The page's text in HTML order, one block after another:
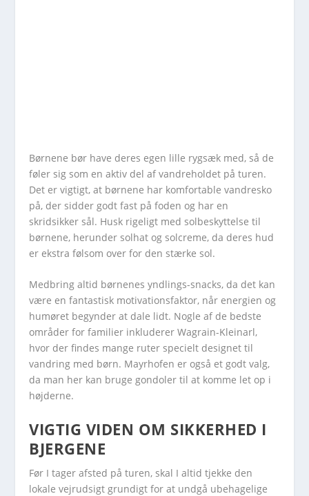
Børnene bør have deres egen lille rygsæk med, så de
føler sig som en aktiv del af vandreholdet på turen.
Det er vigtigt, at børnene har komfortable vandresko
på, der sidder godt fast på foden og har en
skridsikker sål. Husk rigeligt med solbeskyttelse til
børnene, herunder solhat og solcreme, da deres hud
er ekstra følsom over for den stærke sol.
Medbring altid børnenes yndlings-snacks, da det kan
være en fantastisk motivationsfaktor, når energien og
humøret begynder at dale lidt. Nogle af de bedste
områder for familier inkluderer Wagrain-Kleinarl,
hvor der findes mange ruter specielt designet til
vandring med børn. Mayrhofen er også et godt valg,
da man her kan bruge gondoler til at komme let op i
højderne.
VIGTIG VIDEN OM SIKKERHED I
BJERGENE
Før I tager afsted på turen, skal I altid tjekke den
lokale vejrudsigt grundigt for at undgå ubehagelige